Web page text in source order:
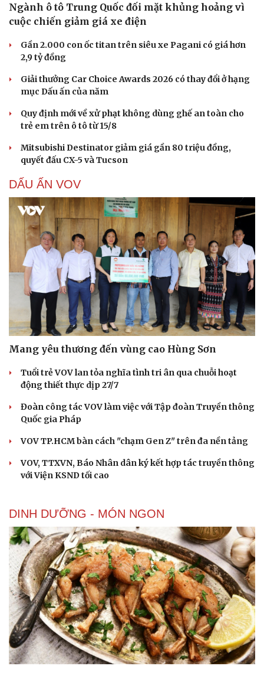
Ngành ô tô Trung Quốc đối mặt khủng hoảng vì
cuộc chiến giảm giá xe điện
Gần 2.000 con ốc titan trên siêu xe Pagani có giá hơn
2,9 tỷ đồng
Giải thưởng Car Choice Awards 2026 có thay đổi ở hạng
mục Dấu ấn của năm
Quy định mới về xử phạt không dùng ghế an toàn cho
trẻ em trên ô tô từ 15/8
Mitsubishi Destinator giảm giá gần 80 triệu đồng,
quyết đấu CX-5 và Tucson
DẤU ẤN VOV
Mang yêu thương đến vùng cao Hùng Sơn
Tuổi trẻ VOV lan tỏa nghĩa tình tri ân qua chuỗi hoạt
động thiết thực dịp 27/7
Đoàn công tác VOV làm việc với Tập đoàn Truyền thông
Quốc gia Pháp
VOV TP.HCM bàn cách "chạm Gen Z" trên đa nền tảng
VOV, TTXVN, Báo Nhân dân ký kết hợp tác truyền thông
với Viện KSND tối cao
DINH DƯỠNG - MÓN NGON